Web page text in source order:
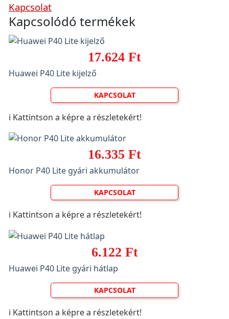
Kapcsolat
Kapcsolódó termékek
17.624 Ft
Huawei P40 Lite kijelző
KAPCSOLAT
ℹ️ Kattintson a képre a részletekért!
16.335 Ft
Honor P40 Lite gyári akkumulátor
KAPCSOLAT
ℹ️ Kattintson a képre a részletekért!
6.122 Ft
Huawei P40 Lite gyári hátlap
KAPCSOLAT
ℹ️ Kattintson a képre a részletekért!